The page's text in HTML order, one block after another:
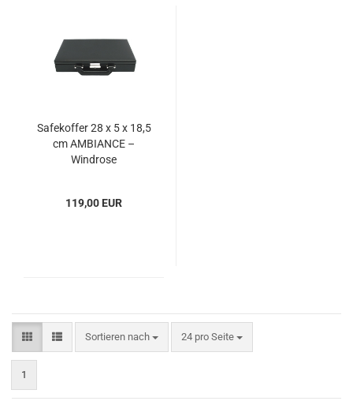
Safekoffer 28 x 5 x 18,5
cm AMBIANCE –
Windrose
119,00 EUR
Sortieren nach
Sortieren nach 24 pro Seite
pro Seite
1